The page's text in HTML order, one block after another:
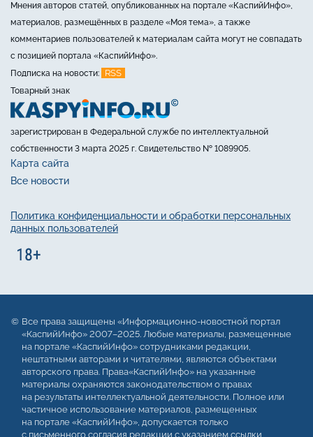
Мнения авторов статей, опубликованных на портале «КаспийИнфо»,
материалов, размещённых в разделе «Моя тема», а также
комментариев пользователей к материалам сайта могут не совпадать
с позицией портала «КаспийИнфо».
Подписка на новости:
RSS
Товарный знак
зарегистрирован в Федеральной службе по интеллектуальной
собственности 3 марта 2025 г. Свидетельство № 1089905.
Карта сайта
Все новости
Политика конфиденциальности и обработки персональных
данных пользователей
Все права защищены «Информационно-новостной портал
«КаспийИнфо» 2007–2025. Любые материалы, размещенные
на портале «КаспийИнфо» сотрудниками редакции,
нештатными авторами и читателями, являются объектами
авторского права. Права«КаспийИнфо» на указанные
материалы охраняются законодательством о правах
на результаты интеллектуальной деятельности. Полное или
частичное использование материалов, размещенных
на портале «КаспийИнфо», допускается только
с письменного согласия редакции с указанием ссылки